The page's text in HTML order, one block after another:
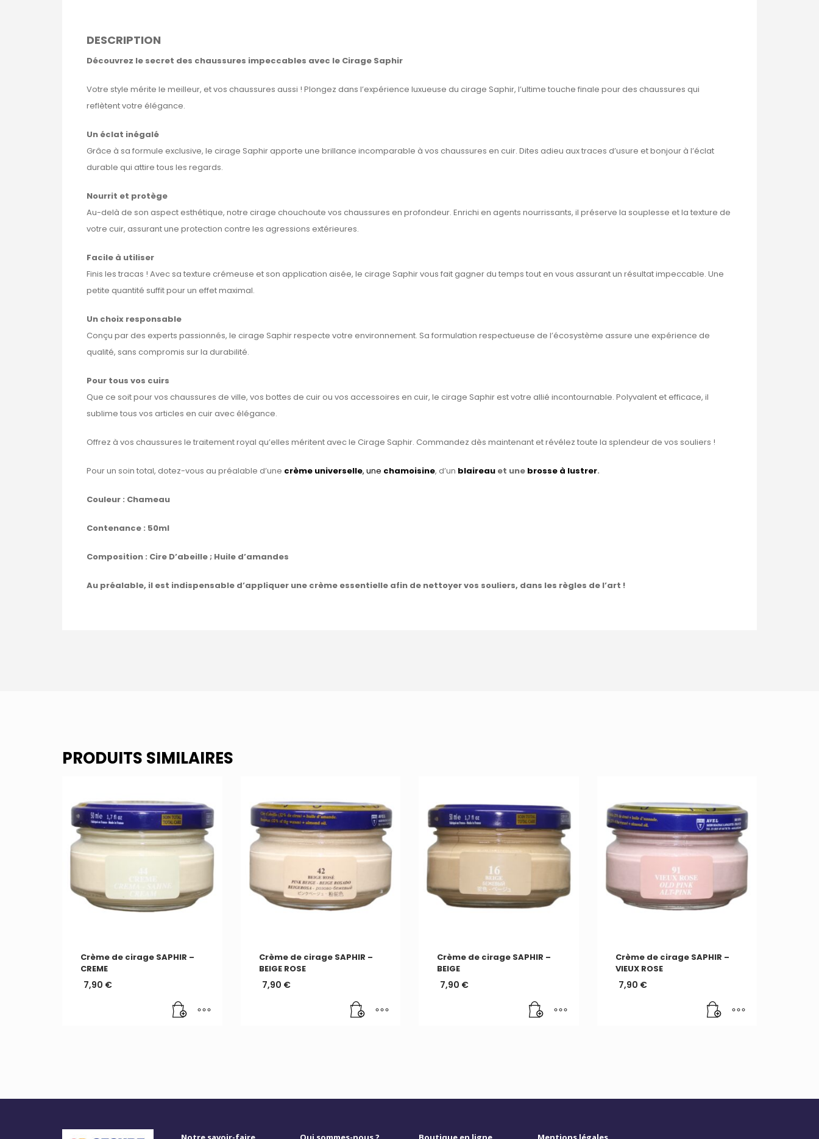
DESCRIPTION
Découvrez le secret des chaussures impeccables avec le Cirage Saphir
Votre style mérite le meilleur, et vos chaussures aussi ! Plongez dans l’expérience luxueuse du cirage Saphir, l’ultime touche finale pour des chaussures qui
reflètent votre élégance.
Un éclat inégalé
Grâce à sa formule exclusive, le cirage Saphir apporte une brillance incomparable à vos chaussures en cuir. Dites adieu aux traces d’usure et bonjour à l’éclat
durable qui attire tous les regards.
Nourrit et protège
Au-delà de son aspect esthétique, notre cirage chouchoute vos chaussures en profondeur. Enrichi en agents nourrissants, il préserve la souplesse et la texture de
votre cuir, assurant une protection contre les agressions extérieures.
Facile à utiliser
Finis les tracas ! Avec sa texture crémeuse et son application aisée, le cirage Saphir vous fait gagner du temps tout en vous assurant un résultat impeccable. Une
petite quantité suffit pour un effet maximal.
Un choix responsable
Conçu par des experts passionnés, le cirage Saphir respecte votre environnement. Sa formulation respectueuse de l’écosystème assure une expérience de
qualité, sans compromis sur la durabilité.
Pour tous vos cuirs
Que ce soit pour vos chaussures de ville, vos bottes de cuir ou vos accessoires en cuir, le cirage Saphir est votre allié incontournable. Polyvalent et efficace, il
sublime tous vos articles en cuir avec élégance.
Offrez à vos chaussures le traitement royal qu’elles méritent avec le Cirage Saphir. Commandez dès maintenant et révélez toute la splendeur de vos souliers !
Pour un soin total, dotez-vous au préalable d’une crème universelle, une chamoisine, d’un blaireau et une brosse à lustrer.
Couleur : Chameau
Contenance : 50ml
Composition : Cire D’abeille ; Huile d’amandes
Au préalable, il est indispensable d’appliquer une crème essentielle afin de nettoyer vos souliers, dans les règles de l’art !
PRODUITS SIMILAIRES
Crème de cirage SAPHIR –
CREME
7,90 €
Crème de cirage SAPHIR –
BEIGE ROSE
7,90 €
Crème de cirage SAPHIR –
BEIGE
7,90 €
Crème de cirage SAPHIR –
VIEUX ROSE
7,90 €